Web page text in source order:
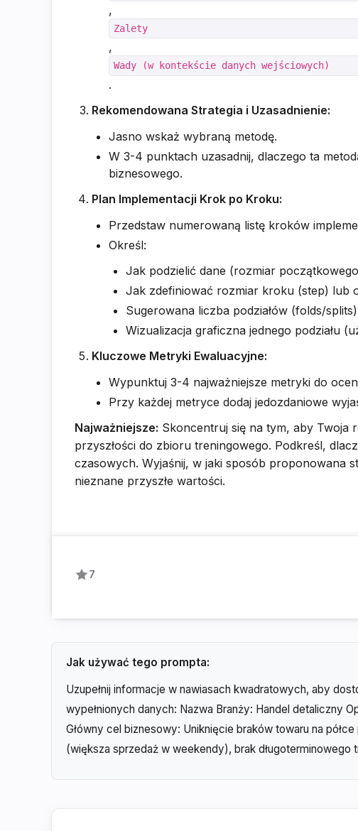
,
Zalety
,
Wady (w kontekście danych wejściowych)
.
Rekomendowana Strategia i Uzasadnienie:
Jasno wskaż wybraną metodę.
W 3-4 punktach uzasadnij, dlaczego ta
biznesowego.
Plan Implementacji Krok po Kroku:
Przedstaw numerowaną listę kroków
Określ:
Jak podzielić dane (rozmiar
Jak zdefiniować rozmiar kroku (step) lub
Sugerowana liczba podziałów (folds/
Wizualizacja graficzna jednego podziału
Kluczowe Metryki Ewaluacyjne:
Wypunktuj 3-4 najważniejsze metryki do
Przy każdej metryce dodaj jedozdaniowe
Najważniejsze: Skoncentruj się na tym, aby Twoja
przyszłości do zbioru treningowego. Podkreśl,
czasowych. Wyjaśnij, w jaki sposób proponowana
nieznane przyszłe wartości.
7
Jak używać tego prompta:
Uzupełnij informacje w nawiasach kwadratowych, aby
wypełnionych danych: Nazwa Branży: Handel detaliczny
Główny cel biznesowy: Uniknięcie braków towaru na
(większa sprzedaż w weekendy), brak długoterminowego